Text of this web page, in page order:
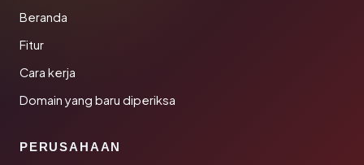
Beranda
Fitur
Cara kerja
Domain yang baru diperiksa
PERUSAHAAN